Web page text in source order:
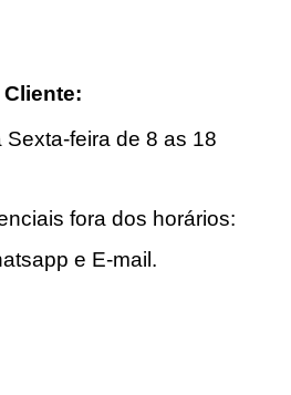
:
Sexta-feira de 8 as 18
fora dos horários:
e E-mail.